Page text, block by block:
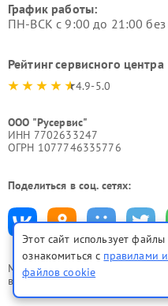
Мы принимаем
все формы оплаты
График работы:
ПН-ВСК с 9:00 до 21:00
Рейтинг сервисного центра
4.9-5.0
ООО "Русервис"
ИНН 7702633247
ОГРН 1077746335776
Поделиться в соц. сетях:
Этот сайт использует
ознакомиться с правилами
файлов cookie